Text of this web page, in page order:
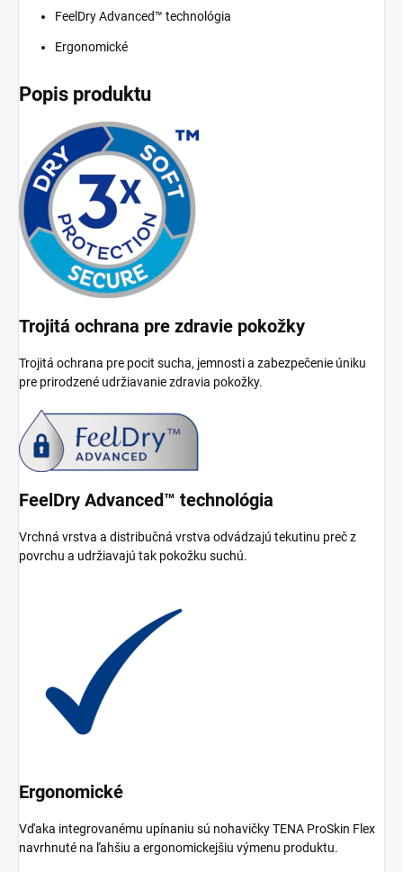
FeelDry Advanced™ technológia
Ergonomické
Popis produktu
Trojitá ochrana pre zdravie pokožky
Trojitá ochrana pre pocit sucha, jemnosti a zabezpečenie úniku
pre prirodzené udržiavanie zdravia pokožky.
FeelDry Advanced™ technológia
Vrchná vrstva a distribučná vrstva odvádzajú tekutinu preč z
povrchu a udržiavajú tak pokožku suchú.
Ergonomické
Vďaka integrovanému upínaniu sú nohavičky TENA ProSkin Flex
navrhnuté na ľahšiu a ergonomickejšiu výmenu produktu.